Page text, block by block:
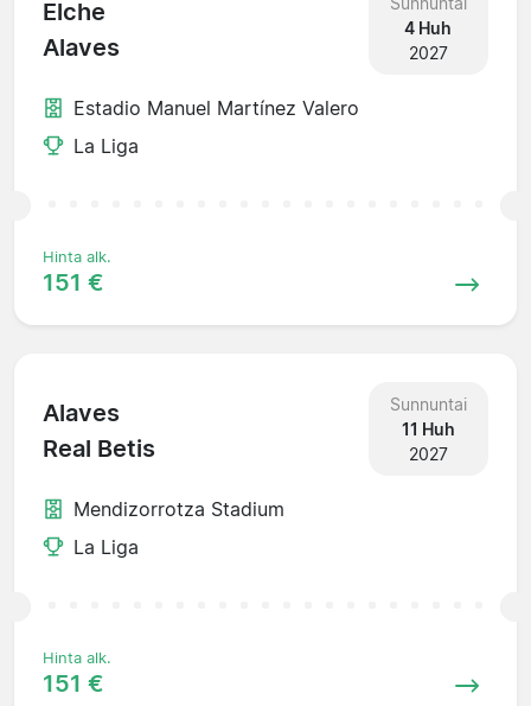
Elche
Alaves
4 Huh
2027
Estadio Manuel Martínez Valero
La Liga
Hinta alk.
151 €
Alaves
Real Betis
Sunnuntai
11 Huh
2027
Mendizorrotza Stadium
La Liga
Hinta alk.
151 €